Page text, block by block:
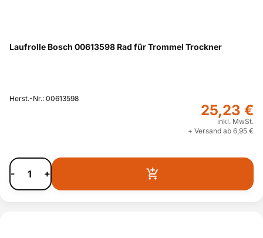
Laufrolle Bosch 00613598 Rad für Trommel Trockner
Herst.-Nr.: 00613598
25,23 €
inkl. MwSt.
+ Versand ab 6,95 €
- +